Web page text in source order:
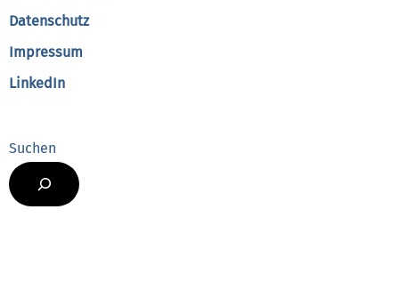
Datenschutz
Impressum
LinkedIn
Suchen